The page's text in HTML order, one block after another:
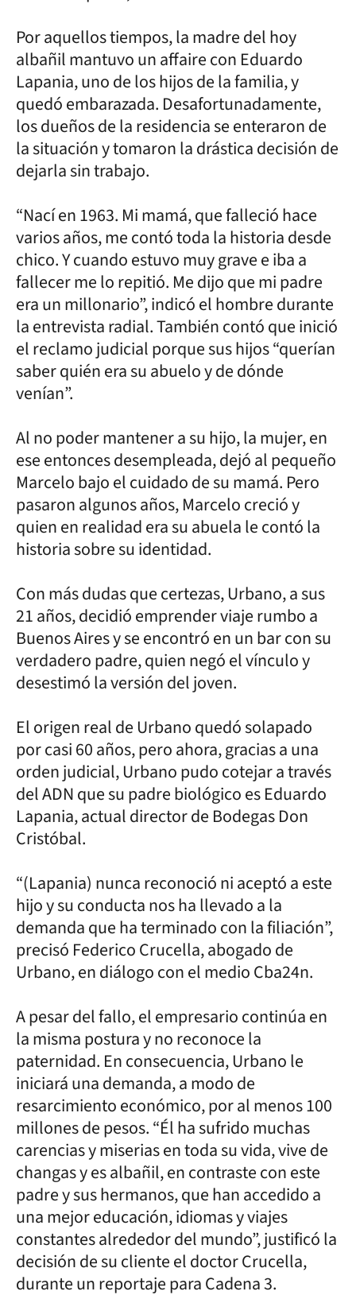
Por aquellos tiempos, la madre del hoy
albañil mantuvo un affaire con Eduardo
Lapania, uno de los hijos de la familia, y
quedó embarazada. Desafortunadamente,
los dueños de la residencia se enteraron de
la situación y tomaron la drástica decisión de
dejarla sin trabajo.
“Nací en 1963. Mi mamá, que falleció hace
varios años, me contó toda la historia desde
chico. Y cuando estuvo muy grave e iba a
fallecer me lo repitió. Me dijo que mi padre
era un millonario”, indicó el hombre durante
la entrevista radial. También contó que inició
el reclamo judicial porque sus hijos “querían
saber quién era su abuelo y de dónde
venían”.
Al no poder mantener a su hijo, la mujer, en
ese entonces desempleada, dejó al pequeño
Marcelo bajo el cuidado de su mamá. Pero
pasaron algunos años, Marcelo creció y
quien en realidad era su abuela le contó la
historia sobre su identidad.
Con más dudas que certezas, Urbano, a sus
21 años, decidió emprender viaje rumbo a
Buenos Aires y se encontró en un bar con su
verdadero padre, quien negó el vínculo y
desestimó la versión del joven.
El origen real de Urbano quedó solapado
por casi 60 años, pero ahora, gracias a una
orden judicial, Urbano pudo cotejar a través
del ADN que su padre biológico es Eduardo
Lapania, actual director de Bodegas Don
Cristóbal.
“(Lapania) nunca reconoció ni aceptó a este
hijo y su conducta nos ha llevado a la
demanda que ha terminado con la filiación”,
precisó Federico Crucella, abogado de
Urbano, en diálogo con el medio Cba24n.
A pesar del fallo, el empresario continúa en
la misma postura y no reconoce la
paternidad. En consecuencia, Urbano le
iniciará una demanda, a modo de
resarcimiento económico, por al menos 100
millones de pesos. “Él ha sufrido muchas
carencias y miserias en toda su vida, vive de
changas y es albañil, en contraste con este
padre y sus hermanos, que han accedido a
una mejor educación, idiomas y viajes
constantes alrededor del mundo”, justificó la
decisión de su cliente el doctor Crucella,
durante un reportaje para Cadena 3.